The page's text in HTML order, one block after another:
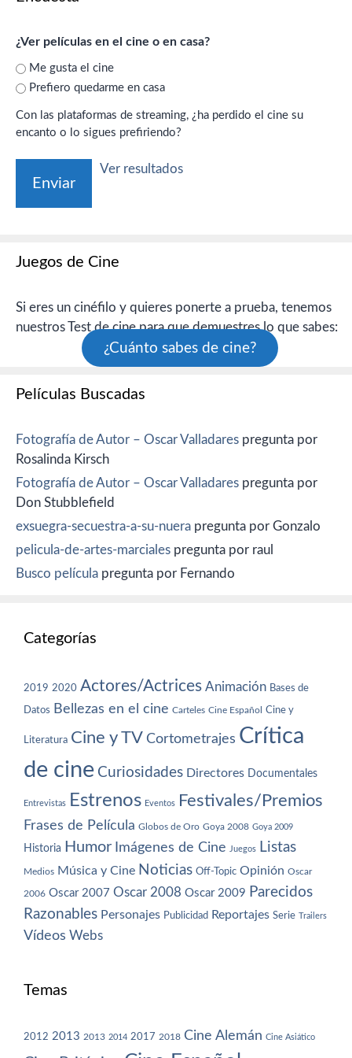
¿Ver películas en el cine o en casa?
Me gusta el cine
Prefiero quedarme en casa
Con las plataformas de streaming, ¿ha perdido el cine su
encanto o lo sigues prefiriendo?
Ver resultados
Juegos de Cine
Si eres un cinéfilo y quieres ponerte a prueba, tenemos
nuestros Test de cine para que demuestres lo que sabes:
¿Cuánto sabes de cine?
Películas Buscadas
Fotografía de Autor – Oscar Valladares pregunta por
Rosalinda Kirsch
Fotografía de Autor – Oscar Valladares pregunta por
Don Stubblefield
exsuegra-secuestra-a-su-nuera pregunta por Gonzalo
pelicula-de-artes-marciales pregunta por raul
Busco película pregunta por Fernando
Categorías
2019 2020 Actores/Actrices Animación Bases de
Datos Bellezas en el cine Carteles Cine Español Cine y
Literatura Cine y TV Cortometrajes Crítica
de cine Curiosidades Directores Documentales
Entrevistas Estrenos Eventos Festivales/Premios
Frases de Película Globos de Oro Goya 2008 Goya 2009
Historia Humor Imágenes de Cine Juegos Listas
Medios Música y Cine Noticias Off-Topic Opinión Oscar
2006 Oscar 2007 Oscar 2008 Oscar 2009 Parecidos
Razonables Personajes Publicidad Reportajes Serie Trailers
Vídeos Webs
Temas
2012 2013 2013 2014 2017 2018 Cine Alemán Cine Asiático